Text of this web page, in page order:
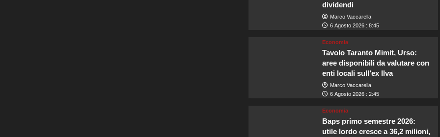
dividendi
Marco Vaccarella
6 Agosto 2026 : 8:45
Economia
Tavolo Taranto Mimit, Urso:
aree disponibili da valutare con
enti locali sull’ex Ilva
Marco Vaccarella
6 Agosto 2026 : 2:45
Economia
Baps primo semestre 2026:
utile lordo cresce a 36,2 milioni,